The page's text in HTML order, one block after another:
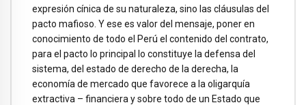
expresión cínica de su naturaleza, sino las cláusulas del
pacto mafioso. Y ese es valor del mensaje, poner en
conocimiento de todo el Perú el contenido del contrato,
para el pacto lo principal lo constituye la defensa del
sistema, del estado de derecho de la derecha, la
economía de mercado que favorece a la oligarquía
extractiva – financiera y sobre todo de un Estado que